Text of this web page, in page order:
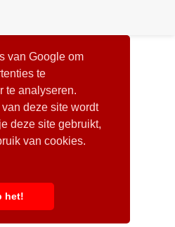
van Google om
te
te analyseren.
deze site wordt
deze site gebruikt,
van cookies.
het!